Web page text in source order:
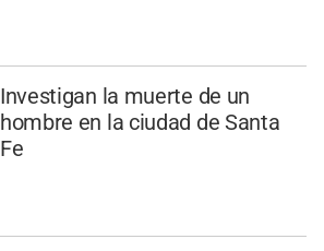
Investigan la muerte de un
hombre en la ciudad de Santa
Fe